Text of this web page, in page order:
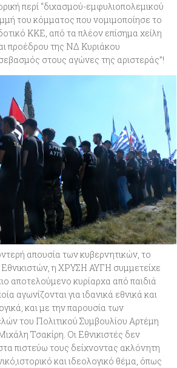
περί “διχασμού-εμφυλιοπολεμικού
του κόμματος που νομιμοποίησε το
ΚΚΕ, από τα πλέον επίσημα χείλη
προέδρου της ΝΔ Κυριάκου
στους αγώνες της αριστεράς”!
απουσία των κυβερνητικών, το
η ΧΡΥΣΗ ΑΥΓΗ συμμετείχε
αποτελούμενο κυρίαρχα από παιδιά
αγωνίζονται για ιδανικά εθνικά και
και με την παρουσία των
του Πολιτικού Συμβουλίου Αρτέμη
Τσακίρη. Οι Εθνικιστές δεν
πιστεύω τους δείχνοντας ακλόνητη
και ιδεολογικό θέμα, όπως